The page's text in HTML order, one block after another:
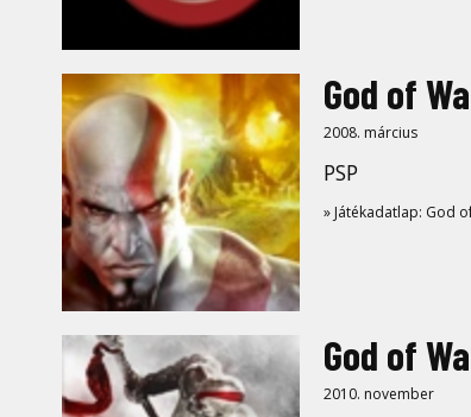
God of
2008. március
PSP
» Játékadatlap: God
God of
2010. november